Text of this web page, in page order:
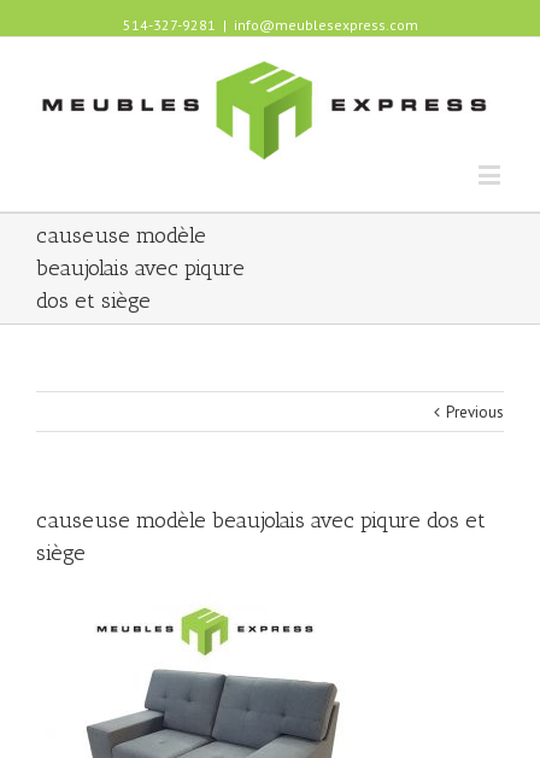
514-327-9281 | info@meublesexpress.com
causeuse modèle
beaujolais avec piqure
dos et siège
Previous
causeuse modèle beaujolais avec piqure dos et
siège